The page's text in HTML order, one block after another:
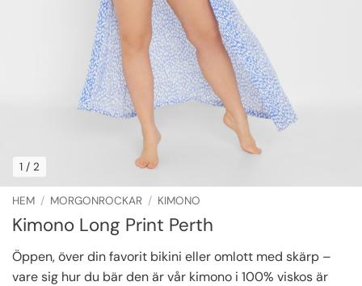
1 / 2
HEM / MORGONROCKAR / KIMONO
Kimono Long Print Perth
Öppen, över din favorit bikini eller omlott med skärp –
vare sig hur du bär den är vår kimono i 100% viskos är